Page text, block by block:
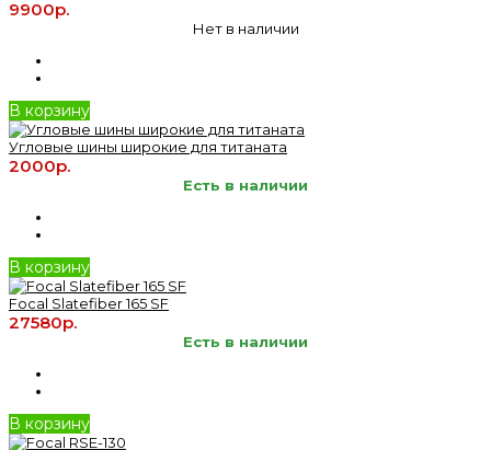
9900р.
Нет в наличии
В корзину
Угловые шины широкие для титаната
2000р.
Есть в наличии
В корзину
Focal Slatefiber 165 SF
27580р.
Есть в наличии
В корзину